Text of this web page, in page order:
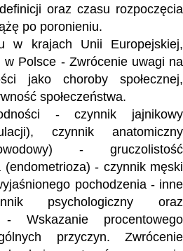
oraz czasu rozpoczęcia
po poronieniu.
w krajach Unii Europejskiej,
w Polsce - Zwrócenie uwagi na
jako choroby społecznej,
społeczeństwa.
- czynnik jajnikowy
czynnik anatomiczny
- gruczolistość
(endometrioza) - czynnik męski
pochodzenia - inne
psychologiczny oraz
- Wskazanie procentowego
przyczyn. Zwrócenie